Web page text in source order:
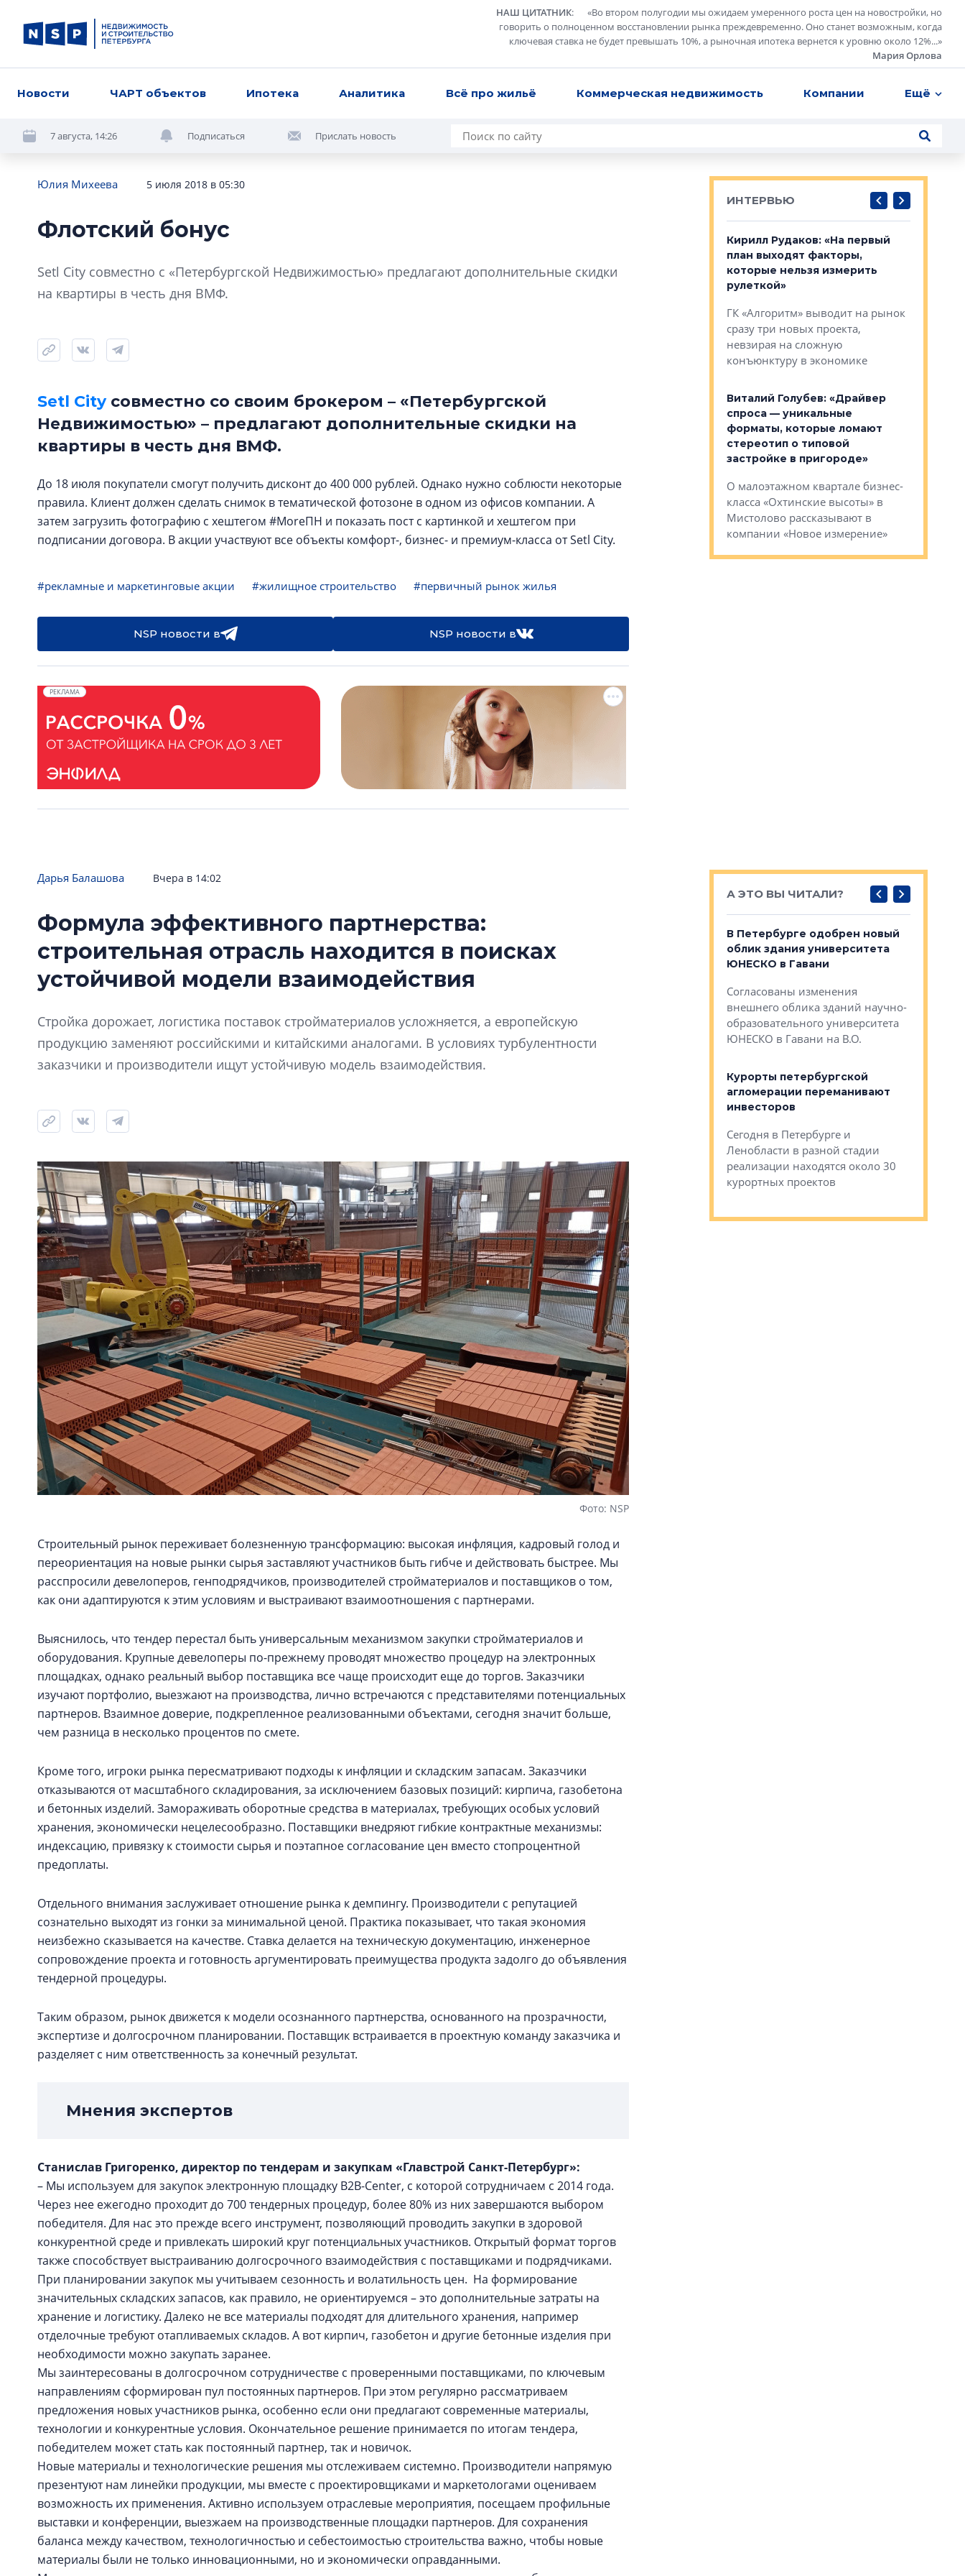
НАШ ЦИТАТНИК: «Во втором полугодии мы ожидаем умеренного роста цен на новостройки, но
говорить о полноценном восстановлении рынка преждевременно. Оно станет возможным, когда
ключевая ставка не будет превышать 10%, а рыночная ипотека вернется к уровню около 12%...»
Мария Орлова
Новости ЧАРТ объектов Ипотека Аналитика Всё про жильё Коммерческая недвижимость Компании Ещё
7 августа, 14:26 Подписаться Прислать новость
Юлия Михеева 5 июля 2018 в 05:30
Флотский бонус
Setl City совместно с «Петербургской Недвижимостью» предлагают дополнительные скидки
на квартиры в честь дня ВМФ.
Setl Cityсовместно со своим брокером – «Петербургской
Недвижимостью» – предлагают дополнительные скидки на
квартиры в честь дня ВМФ.
До 18 июля покупатели смогут получить дисконт до 400 000 рублей. Однако нужно соблюсти некоторые
правила. Клиент должен сделать снимок в тематической фотозоне в одном из офисов компании. А
затем загрузить фотографию с хештегом #MoreПН и показать пост с картинкой и хештегом при
подписании договора. В акции участвуют все объекты комфорт-, бизнес- и премиум-класса от Setl City.
#рекламные и маркетинговые акции #жилищное строительство #первичный рынок жилья
NSP новости в NSP новости в
РЕКЛАМА
ИНТЕРВЬЮ
визуальной чистоте»
Александр Свинолобов: «Мы
– другая компания»
культуре рассказывает
гендиректор STAVNI Александр
Свинолобов
Кирилл Рудаков: «На первый
план выходят факторы,
которые нельзя измерить
рулеткой»
ГК «Алгоритм» выводит на рынок
сразу три новых проекта,
невзирая на сложную
конъюнктуру в экономике
Виталий Голубев: «Драйвер
спроса — уникальные
форматы, которые ломают
стереотип о типовой
застройке в пригороде»
О малоэтажном квартале бизнес-
класса «Охтинские высоты» в
Мистолово рассказывают в
компании «Новое измерение»
Дарья Балашова Вчера в 14:02
Формула эффективного партнерства:
строительная отрасль находится в поисках
устойчивой модели взаимодействия
Стройка дорожает, логистика поставок стройматериалов усложняется, а европейскую
продукцию заменяют российскими и китайскими аналогами. В условиях турбулентности
заказчики и производители ищут устойчивую модель взаимодействия.
Фото: NSP
Строительный рынок переживает болезненную трансформацию: высокая инфляция, кадровый голод и
переориентация на новые рынки сырья заставляют участников быть гибче и действовать быстрее. Мы
расспросили девелоперов, генподрядчиков, производителей стройматериалов и поставщиков о том,
как они адаптируются к этим условиям и выстраивают взаимоотношения с партнерами.
Выяснилось, что тендер перестал быть универсальным механизмом закупки стройматериалов и
оборудования. Крупные девелоперы по-прежнему проводят множество процедур на электронных
площадках, однако реальный выбор поставщика все чаще происходит еще до торгов. Заказчики
изучают портфолио, выезжают на производства, лично встречаются с представителями потенциальных
партнеров. Взаимное доверие, подкрепленное реализованными объектами, сегодня значит больше,
чем разница в несколько процентов по смете.
Кроме того, игроки рынка пересматривают подходы к инфляции и складским запасам. Заказчики
отказываются от масштабного складирования, за исключением базовых позиций: кирпича, газобетона
и бетонных изделий. Замораживать оборотные средства в материалах, требующих особых условий
хранения, экономически нецелесообразно. Поставщики внедряют гибкие контрактные механизмы:
индексацию, привязку к стоимости сырья и поэтапное согласование цен вместо стопроцентной
предоплаты.
Отдельного внимания заслуживает отношение рынка к демпингу. Производители с репутацией
сознательно выходят из гонки за минимальной ценой. Практика показывает, что такая экономия
неизбежно сказывается на качестве. Ставка делается на техническую документацию, инженерное
сопровождение проекта и готовность аргументировать преимущества продукта задолго до объявления
тендерной процедуры.
Таким образом, рынок движется к модели осознанного партнерства, основанного на прозрачности,
экспертизе и долгосрочном планировании. Поставщик встраивается в проектную команду заказчика и
разделяет с ним ответственность за конечный результат.
Мнения экспертов
Станислав Григоренко, директор по тендерам и закупкам «Главстрой Санкт-Петербург»:
– Мы используем для закупок электронную площадку B2B-Center, с которой сотрудничаем с 2014 года.
Через нее ежегодно проходит до 700 тендерных процедур, более 80% из них завершаются выбором
победителя. Для нас это прежде всего инструмент, позволяющий проводить закупки в здоровой
конкурентной среде и привлекать широкий круг потенциальных участников. Открытый формат торгов
также способствует выстраиванию долгосрочного взаимодействия с поставщиками и подрядчиками.
При планировании закупок мы учитываем сезонность и волатильность цен. На формирование
значительных складских запасов, как правило, не ориентируемся – это дополнительные затраты на
хранение и логистику. Далеко не все материалы подходят для длительного хранения, например
отделочные требуют отапливаемых складов. А вот кирпич, газобетон и другие бетонные изделия при
необходимости можно закупать заранее.
Мы заинтересованы в долгосрочном сотрудничестве с проверенными поставщиками, по ключевым
направлениям сформирован пул постоянных партнеров. При этом регулярно рассматриваем
предложения новых участников рынка, особенно если они предлагают современные материалы,
технологии и конкурентные условия. Окончательное решение принимается по итогам тендера,
победителем может стать как постоянный партнер, так и новичок.
Новые материалы и технологические решения мы отслеживаем системно. Производители напрямую
презентуют нам линейки продукции, мы вместе с проектировщиками и маркетологами оцениваем
возможность их применения. Активно используем отраслевые мероприятия, посещаем профильные
выставки и конференции, выезжаем на производственные площадки партнеров. Для сохранения
баланса между качеством, технологичностью и себестоимостью строительства важно, чтобы новые
материалы были не только инновационными, но и экономически оправданными.
А ЭТО ВЫ ЧИТАЛИ?
от эпохи фальш-панелей
Центробанк: квартиры в домах
2020-2026 годов постройки на
В Петербурге одобрен новый
облик здания университета
ЮНЕСКО в Гавани
Согласованы изменения
внешнего облика зданий научно-
образовательного университета
ЮНЕСКО в Гавани на В.О.
Курорты петербургской
агломерации переманивают
инвесторов
Сегодня в Петербурге и
Ленобласти в разной стадии
реализации находятся около 30
курортных проектов